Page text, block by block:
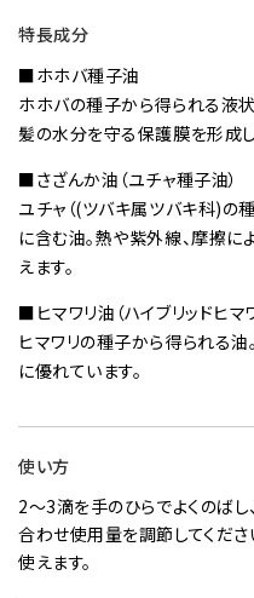
特長成分
ホホバ種子油
ホホバの種子から得られる液状
髪の水分を守る保護膜を形成し
さざんか油（ユチャ種子油）
ユチャ（(ツバキ属ツバキ科)の
に含む油。熱や紫外線、摩擦
えます。
ヒマワリ油（ハイブリッドヒマ
ヒマワリの種子から得られる油
に優れています。
使い方
2～3滴を手のひらでよくのば
合わせ使用量を調節してくださ
使えます。